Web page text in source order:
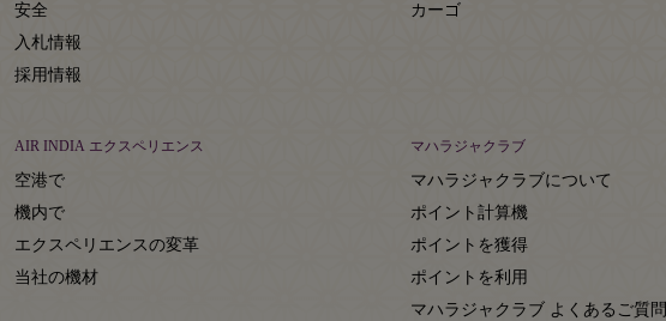
安全
入札情報
採用情報
カーゴ
AIR INDIA エクスペリエンス
空港で
機内で
エクスペリエンスの変革
当社の機材
マハラジャクラブ
マハラジャクラブについて
ポイント計算機
ポイントを獲得
ポイントを利用
マハラジャクラブ よくあるご質問